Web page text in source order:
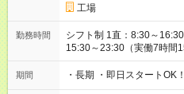
工場
勤務時間
シフト制 1直：8:30～
15:30～23:30（実働7時間
8:30（実働8時間/休憩60
（時給1300円） ※交替勤
期間 ・長期 ・即日スタートOK！